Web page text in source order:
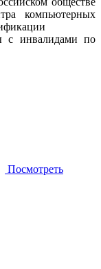
компьютерных
с инвалидами по
Посмотреть